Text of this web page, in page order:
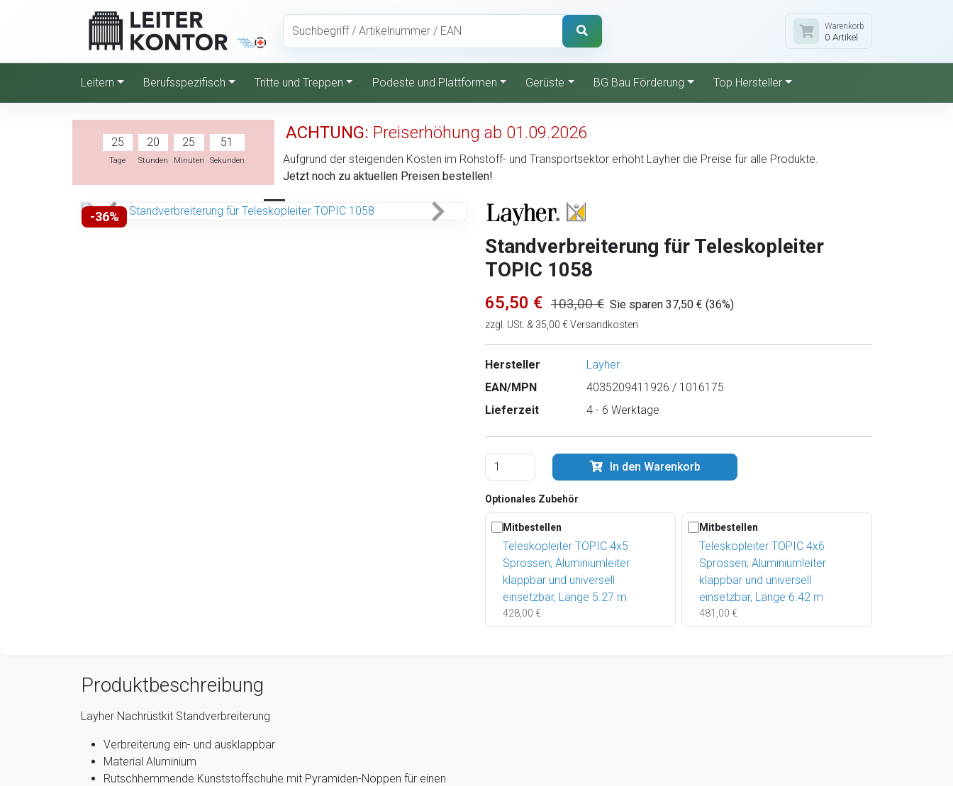
Warenkorb
0 Artikel
Leitern Berufsspezifisch Tritte und Treppen Podeste und Plattformen Gerüste BG Bau Förderung Top Hersteller
25
Tage
20
Stunden
25
Minuten
50
Sekunden
ACHTUNG: Preiserhöhung ab 01.09.2026
Aufgrund der steigenden Kosten im Rohstoff- und Transportsektor erhöht Layher die Preise für alle Produkte.
Jetzt noch zu aktuellen Preisen bestellen!
-36%
Standverbreiterung für Teleskopleiter
TOPIC 1058
65,50 € 103,00 € Sie sparen 37,50 € (36%)
zzgl. USt. & 35,00 € Versandkosten
Hersteller
Layher
EAN/MPN
4035209411926 / 1016175
Lieferzeit
4 - 6 Werktage
In den Warenkorb
Optionales Zubehör
Mitbestellen
Teleskopleiter TOPIC 4x5
Sprossen; Aluminiumleiter
klappbar und universell
einsetzbar, Länge 5.27 m
428,00 €
Mitbestellen
Teleskopleiter TOPIC 4x6
Sprossen; Aluminiumleiter
klappbar und universell
einsetzbar, Länge 6.42 m
481,00 €
Produktbeschreibung
Layher Nachrüstkit Standverbreiterung
Verbreiterung ein- und ausklappbar
Material Aluminium
Rutschhemmende Kunststoffschuhe mit Pyramiden-Noppen für einen